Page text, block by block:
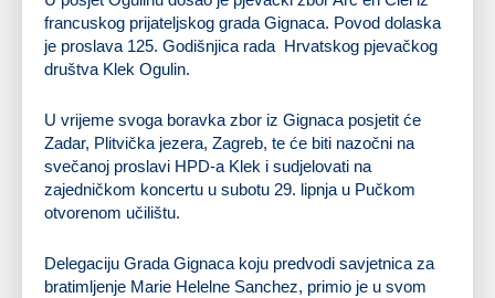
francuskog prijateljskog grada Gignaca. Povod dolaska
je proslava 125. Godišnjica rada Hrvatskog pjevačkog
društva Klek Ogulin.
U vrijeme svoga boravka zbor iz Gignaca posjetit će
Zadar, Plitvička jezera, Zagreb, te će biti nazočni na
svečanoj proslavi HPD-a Klek i sudjelovati na
zajedničkom koncertu u subotu 29. lipnja u Pučkom
otvorenom učilištu.
Delegaciju Grada Gignaca koju predvodi savjetnica za
bratimljenje Marie Helelne Sanchez, primio je u svom